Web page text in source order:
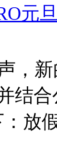
元
，
结
放